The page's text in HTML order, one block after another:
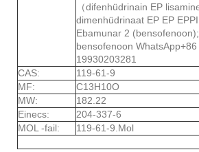
（difenhüdrinain EP
dimenhüdrinaat EP EP
Ebamunar 2 (bensofenoon);
bensofenoon WhatsApp+86
19930203281
CAS:
119-61-9
MF:
C13H10O
MW:
182.22
Einecs:
204-337-6
MOL -fail:
119-61-9.Mol